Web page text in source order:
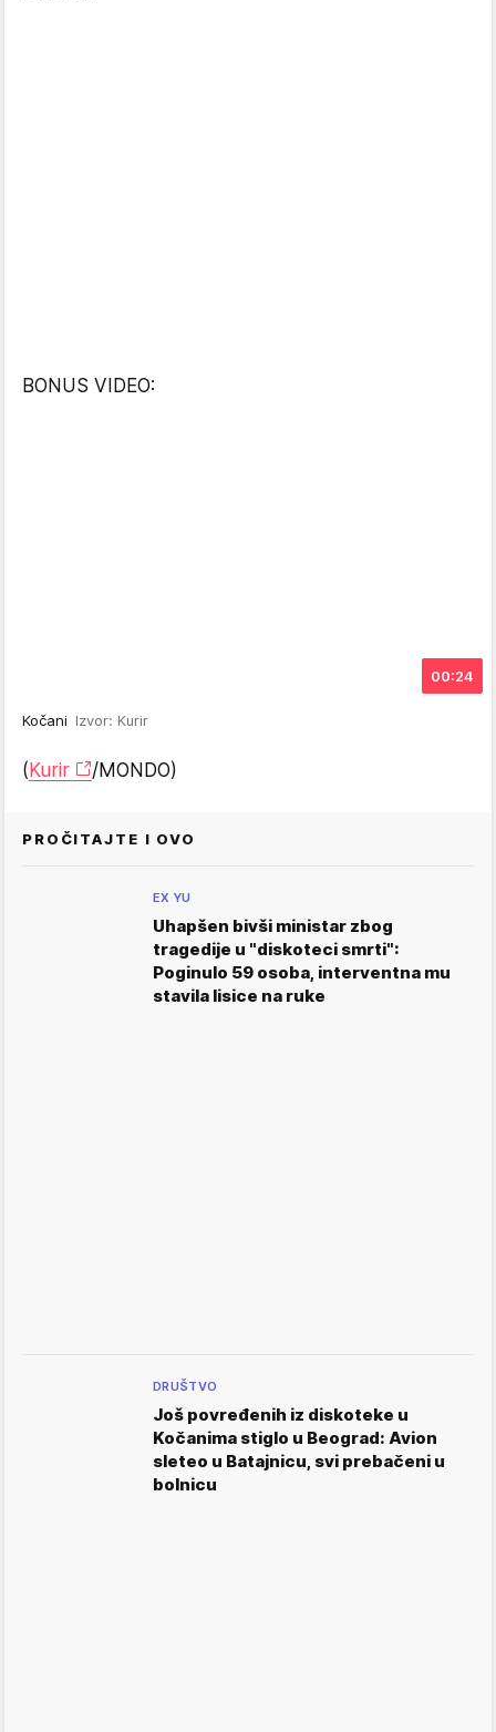
BONUS VIDEO:
00:24
Kočani Izvor: Kurir
(Kurir /MONDO)
PROČITAJTE I OVO
EX YU
Uhapšen bivši ministar zbog
tragedije u "diskoteci smrti":
Poginulo 59 osoba, interventna mu
stavila lisice na ruke
DRUŠTVO
Još povređenih iz diskoteke u
Kočanima stiglo u Beograd: Avion
sleteo u Batajnicu, svi prebačeni u
bolnicu